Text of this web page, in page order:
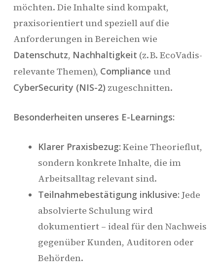
möchten. Die Inhalte sind kompakt,
praxisorientiert und speziell auf die
Anforderungen in Bereichen wie
Datenschutz, Nachhaltigkeit (z. B. EcoVadis-
relevante Themen), Compliance und
CyberSecurity (NIS-2) zugeschnitten.
Besonderheiten unseres E-Learnings:
Klarer Praxisbezug: Keine Theorieflut,
sondern konkrete Inhalte, die im
Arbeitsalltag relevant sind.
Teilnahmebestätigung inklusive: Jede
absolvierte Schulung wird
dokumentiert – ideal für den Nachweis
gegenüber Kunden, Auditoren oder
Behörden.